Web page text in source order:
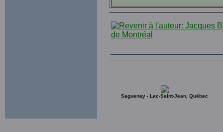
Saguenay - Lac-Saint-Jean, Québec